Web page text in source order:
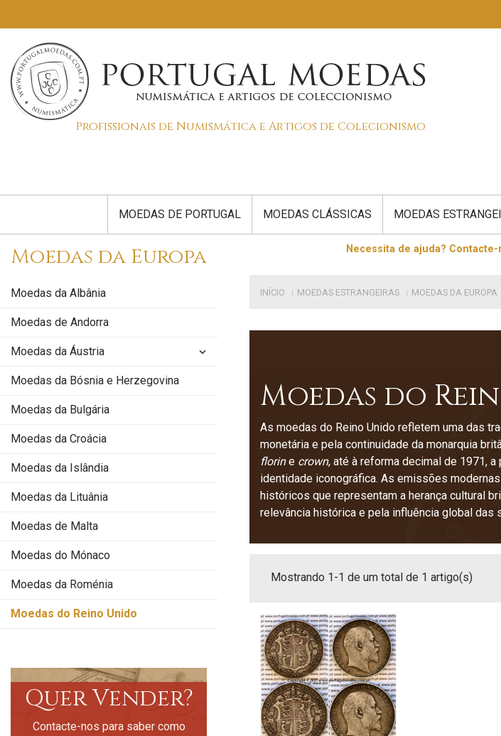
Profissionais de Numismática e Artigos de Colecionismo
MOEDAS DE PORTUGAL MOEDAS CLÁSSICAS MOEDAS
Moedas da Europa
Moedas da Albânia
Moedas de Andorra
Moedas da Áustria keyboard_arrow_down
Moedas da Bósnia e Herzegovina
Moedas da Bulgária
Moedas da Croácia
Moedas da Islândia
Moedas da Lituânia
Moedas de Malta
Moedas do Mónaco
Moedas da Roménia
Moedas do Reino Unido
Quer Vender?
Contacte-nos para saber como
Necessita de ajuda? Contacte-
INÍCIO MOEDAS ESTRANGEIRAS MOEDAS DA EUROPA
Moedas do
As moedas do Reino Unido refletem uma das
monetária e pela continuidade da monarquia
florine crown, até à reforma decimal de 1971,
identidade iconográfica. As emissões
históricos que representam a herança cultural
relevância histórica e pela influência global das
Mostrando 1-1 de um total de 1 artigo(s)